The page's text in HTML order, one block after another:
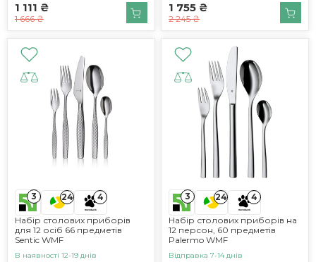
1 111 ₴
1 666 ₴
1 755 ₴
2 245 ₴
3 24 4
Набір столових приборів
для 12 осіб 66 предметів
Sentic WMF
В наявності 12-19 днів
3 24 4
Набір столових приборів на
12 персон, 60 предметів
Palermo WMF
Відправка 7-14 днів